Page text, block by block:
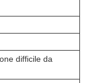
difficile da